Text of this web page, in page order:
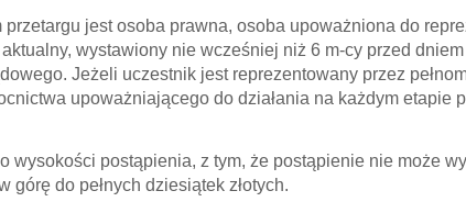
jest osoba prawna, osoba upoważniona do
wystawiony nie wcześniej niż 6 m-cy przed
Jeżeli uczestnik jest reprezentowany przez
upoważniającego do działania na każdym etapie
wysokości postąpienia, z tym, że postąpienie nie może
górę do pełnych dziesiątek złotych.